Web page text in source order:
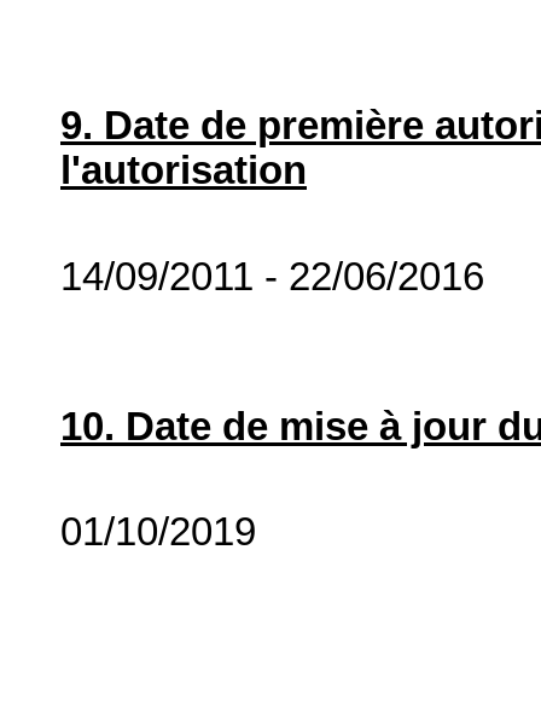
9. Date de première
l'autorisation
14/09/2011 - 22/06/2016
10. Date de mise à jour
01/10/2019